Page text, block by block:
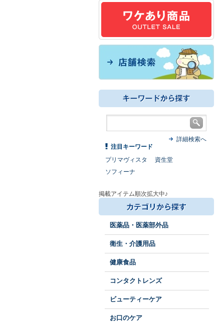
詳細検索へ
注目キーワード
プリマヴィスタ
資生堂
ソフィーナ
掲載アイテム順次拡大中♪
医薬品・医薬部外品
衛生・介護用品
健康食品
コンタクトレンズ
ビューティーケア
お口のケア